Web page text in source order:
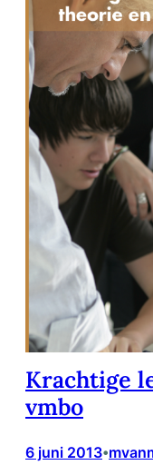
Krachtige
vmbo
6 juni 2013•